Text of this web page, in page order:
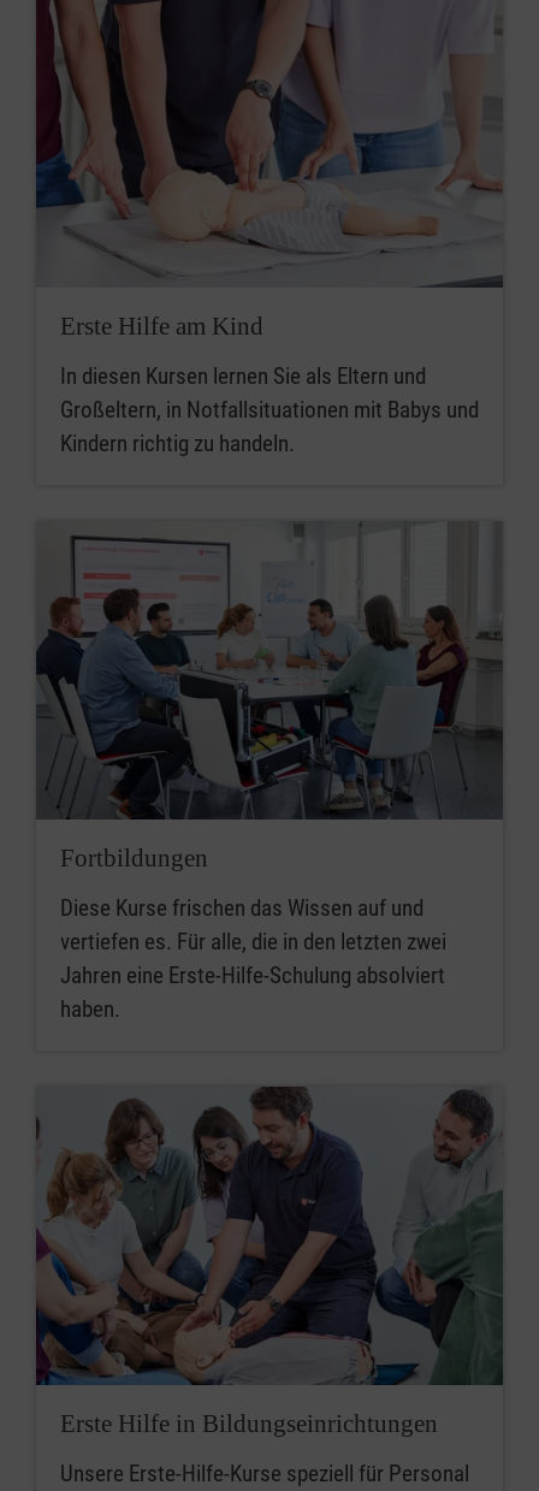
Erste Hilfe am Kind
In diesen Kursen lernen Sie als Eltern und
Großeltern, in Notfallsituationen mit Babys und
Kindern richtig zu handeln.
Fortbildungen
Diese Kurse frischen das Wissen auf und
vertiefen es. Für alle, die in den letzten zwei
Jahren eine Erste-Hilfe-Schulung absolviert
haben.
Erste Hilfe in Bildungseinrichtungen
Unsere Erste-Hilfe-Kurse speziell für Personal